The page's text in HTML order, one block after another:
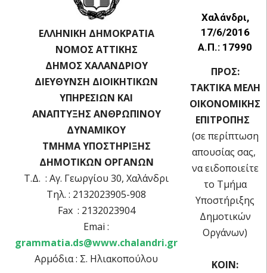
ΕΛΛΗΝΙΚΗ ΔΗΜΟΚΡΑΤΙΑ
ΝΟΜΟΣ ΑΤΤΙΚΗΣ
ΔΗΜΟΣ ΧΑΛΑΝΔΡΙΟΥ
ΔΙΕΥΘΥΝΣΗ ΔΙΟΙΚΗΤΙΚΩΝ
ΥΠΗΡΕΣΙΩΝ ΚΑΙ
ΑΝΑΠΤΥΞΗΣ ΑΝΘΡΩΠΙΝΟΥ
ΔΥΝΑΜΙΚΟΥ
ΤΜΗΜΑ ΥΠΟΣΤΗΡΙΞΗΣ
ΔΗΜΟΤΙΚΩΝ ΟΡΓΑΝΩΝ
Τ.Δ. : Αγ. Γεωργίου 30, Χαλάνδρι
Τηλ. : 2132023905-908
Fax : 2132023904
Emai :
grammatia.ds@www.chalandri.gr
Αρμόδια : Σ. Ηλιακοπούλου
Χαλάνδρι,
17/6/2016
Α.Π.: 17990
ΠΡΟΣ:
ΤΑΚΤΙΚΑ ΜΕΛΗ
OIKOΝΟΜΙΚΗΣ
ΕΠΙΤΡΟΠΗΣ
(σε περίπτωση
απουσίας σας,
να ειδοποιείτε
το Τμήμα
Υποστήριξης
Δημοτικών
Οργάνων)
ΚΟΙΝ: